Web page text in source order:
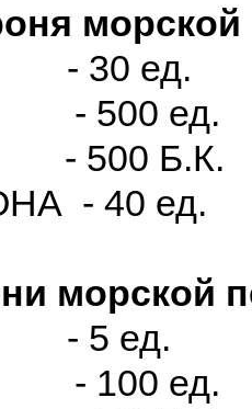
ед.
- 500 ед.
Б.К.
- 40 ед.
морской
ед.
- 100 ед.